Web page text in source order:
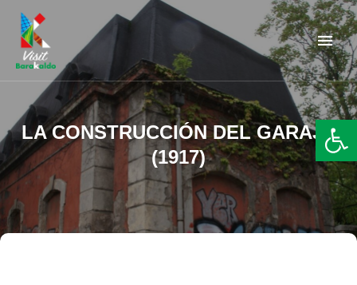
VISIT BARAKALDO
Barakaldo Turismo
LA CONSTRUCCIÓN DEL GARAJE
(1917)